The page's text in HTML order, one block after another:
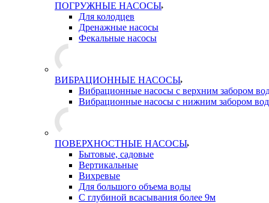
ПОГРУЖНЫЕ НАСОСЫ
Для колодцев
Дренажные насосы
Фекальные насосы
ВИБРАЦИОННЫЕ НАСОСЫ
Вибрационные насосы с верхним забором
Вибрационные насосы с нижним забором
ПОВЕРХНОСТНЫЕ НАСОСЫ
Бытовые, садовые
Вертикальные
Вихревые
Для большого объема воды
С глубиной всасывания более 9м